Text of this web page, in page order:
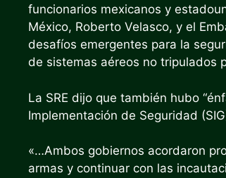
funcionarios mexicanos y
México, Roberto Velasco, y el
desafíos emergentes para la
de sistemas aéreos no tripulados
La SRE dijo que también hubo
Implementación de Seguridad
«…Ambos gobiernos acordaron
armas y continuar con las